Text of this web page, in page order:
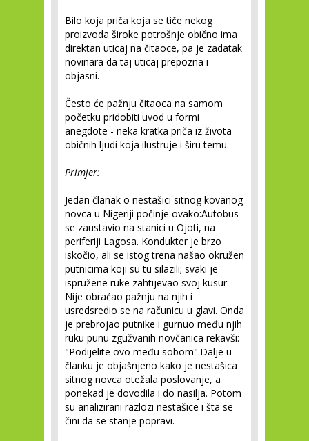
Bilo koja priča koja se tiče nekog
proizvoda široke potrošnje obično ima
direktan uticaj na čitaoce, pa je zadatak
novinara da taj uticaj prepozna i
objasni.
Često će pažnju čitaoca na samom
početku pridobiti uvod u formi
anegdote - neka kratka priča iz života
običnih ljudi koja ilustruje i širu temu.
Primjer:
Jedan članak o nestašici sitnog kovanog
novca u Nigeriji počinje ovako:Autobus
se zaustavio na stanici u Ojoti, na
periferiji Lagosa. Kondukter je brzo
iskočio, ali se istog trena našao okružen
putnicima koji su tu silazili; svaki je
ispružene ruke zahtijevao svoj kusur.
Nije obraćao pažnju na njih i
usredsredio se na računicu u glavi. Onda
je prebrojao putnike i gurnuo među njih
ruku punu zgužvanih novčanica rekavši:
"Podijelite ovo među sobom".Dalje u
članku je objašnjeno kako je nestašica
sitnog novca otežala poslovanje, a
ponekad je dovodila i do nasilja. Potom
su analizirani razlozi nestašice i šta se
čini da se stanje popravi.